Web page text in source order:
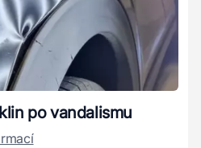
po vandalismu